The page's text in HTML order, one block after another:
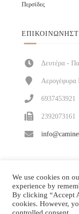
Περσίδες
Δευτέρα -
6937453921
2392073161
We use cookies on
experience by
By clicking “Accept
cookies. However,